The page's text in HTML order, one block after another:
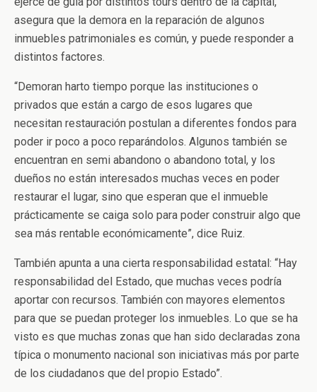
asegura que la demora en la reparación de algunos
inmuebles patrimoniales es común, y puede responder a
distintos factores.
“Demoran harto tiempo porque las instituciones o
privados que están a cargo de esos lugares que
necesitan restauración postulan a diferentes fondos para
poder ir poco a poco reparándolos. Algunos también se
encuentran en semi abandono o abandono total, y los
dueños no están interesados muchas veces en poder
restaurar el lugar, sino que esperan que el inmueble
prácticamente se caiga solo para poder construir algo que
sea más rentable económicamente”, dice Ruiz.
También apunta a una cierta responsabilidad estatal: “Hay
responsabilidad del Estado, que muchas veces podría
aportar con recursos. También con mayores elementos
para que se puedan proteger los inmuebles. Lo que se ha
visto es que muchas zonas que han sido declaradas zona
típica o monumento nacional son iniciativas más por parte
de los ciudadanos que del propio Estado”.